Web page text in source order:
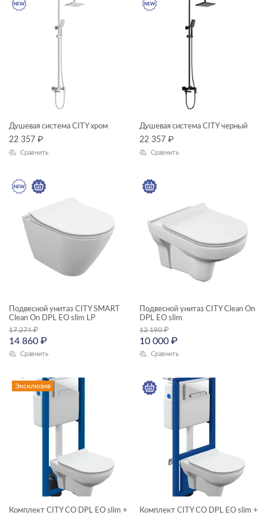
ESTETICA
FERRO
GEOMETRY
JOANNA
JUST
KALIOPE
LED
LORENA
MELAR
MODUO SLIM
MONOLITH
NENO
NIKE
Душевая система CITY хром
22 357 ₽
Сравнить
Душевая система CITY черный
22 357 ₽
Сравнить
Подвесной унитаз CITY SMART
Clean On DPL EO slim LP
17 274₽
14 860 ₽
Сравнить
Подвесной унитаз CITY Clean On
DPL EO slim
12 190₽
10 000 ₽
Сравнить
Эксклюзив
Комплект CITY CO DPL EO slim +
Комплект CITY CO DPL EO slim +